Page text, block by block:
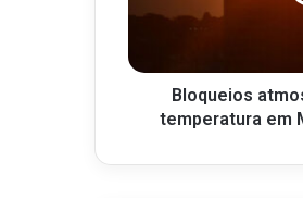
Bloqueios
temperatura em